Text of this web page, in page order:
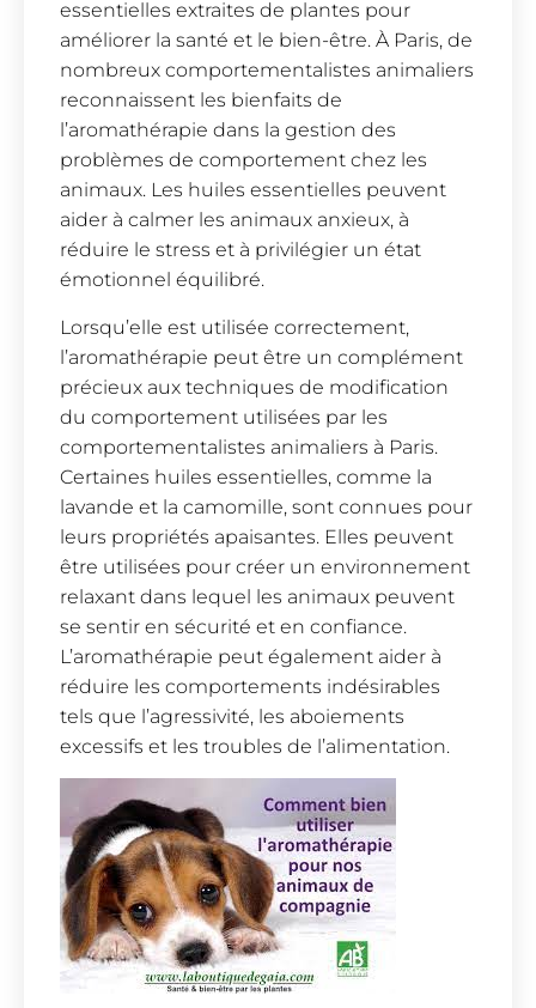
essentielles extraites de plantes pour
améliorer la santé et le bien-être. À Paris, de
nombreux comportementalistes animaliers
reconnaissent les bienfaits de
l’aromathérapie dans la gestion des
problèmes de comportement chez les
animaux. Les huiles essentielles peuvent
aider à calmer les animaux anxieux, à
réduire le stress et à privilégier un état
émotionnel équilibré.
Lorsqu’elle est utilisée correctement,
l’aromathérapie peut être un complément
précieux aux techniques de modification
du comportement utilisées par les
comportementalistes animaliers à Paris.
Certaines huiles essentielles, comme la
lavande et la camomille, sont connues pour
leurs propriétés apaisantes. Elles peuvent
être utilisées pour créer un environnement
relaxant dans lequel les animaux peuvent
se sentir en sécurité et en confiance.
L’aromathérapie peut également aider à
réduire les comportements indésirables
tels que l’agressivité, les aboiements
excessifs et les troubles de l’alimentation.